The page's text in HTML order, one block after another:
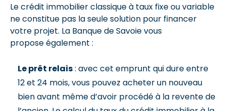
Le crédit immobilier classique à taux fixe ou variable
ne constitue pas la seule solution pour financer
votre projet. La Banque de Savoie vous
propose également :
Le prêt relais: avec cet emprunt qui dure entre
12 et 24 mois, vous pouvez acheter un nouveau
bien avant même d’avoir procédé à la revente de